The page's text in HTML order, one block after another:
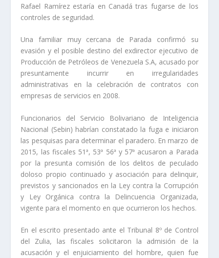
Rafael Ramírez estaría en Canadá tras fugarse de los
controles de seguridad.
Una familiar muy cercana de Parada confirmó su
evasión y el posible destino del exdirector ejecutivo de
Producción de Petróleos de Venezuela S.A, acusado por
presuntamente incurrir en irregularidades
administrativas en la celebración de contratos con
empresas de servicios en 2008.
Funcionarios del Servicio Bolivariano de Inteligencia
Nacional (Sebin) habrían constatado la fuga e iniciaron
las pesquisas para determinar el paradero. En marzo de
2015, las fiscales 51ª, 53ª 56ª y 57ª acusaron a Parada
por la presunta comisión de los delitos de peculado
doloso propio continuado y asociación para delinquir,
previstos y sancionados en la Ley contra la Corrupción
y Ley Orgánica contra la Delincuencia Organizada,
vigente para el momento en que ocurrieron los hechos.
En el escrito presentado ante el Tribunal 8º de Control
del Zulia, las fiscales solicitaron la admisión de la
acusación y el enjuiciamiento del hombre, quien fue